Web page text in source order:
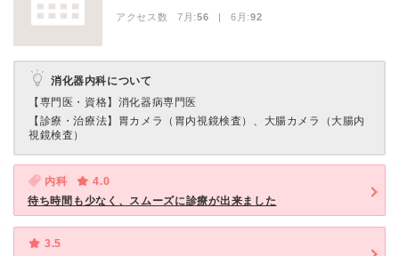
アクセス数 7月:56 | 6月:92
消化器内科について
【専門医・資格】 消化器病専門医
【診療・治療法】 胃カメラ（胃内視鏡検査）、大腸カメラ（大腸内
視鏡検査）
内科
4.0
待ち時間も少なく、スムーズに診療が出来ました
3.5